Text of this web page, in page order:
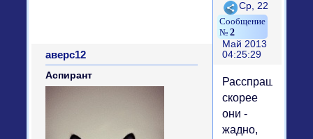
Поделиться
2
Ср, 22
Май 2013
04:25:29
аверс12
Аспирант
Расспрашивали
скорее
они -
жадно,